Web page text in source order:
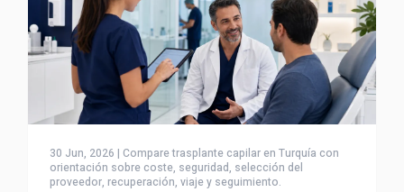
30 Jun, 2026 | Compare trasplante capilar en Turquía con
orientación sobre coste, seguridad, selección del
proveedor, recuperación, viaje y seguimiento.